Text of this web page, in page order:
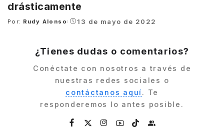
drásticamente
Posted
Por: Rudy Alonso 13 de mayo de 2022
¿Tienes dudas o comentarios?
Conéctate con nosotros a través de
nuestras redes sociales o
contáctanos aquí. Te
responderemos lo antes posible.